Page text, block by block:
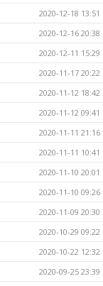
2020-12-18 13:51
2020-12-16 20:38
2020-12-11 15:29
2020-11-17 20:22
2020-11-12 18:42
2020-11-12 09:41
2020-11-11 21:16
2020-11-11 10:41
2020-11-10 20:01
2020-11-10 09:26
2020-11-09 20:30
2020-10-29 09:22
2020-10-22 12:32
2020-09-25 23:39